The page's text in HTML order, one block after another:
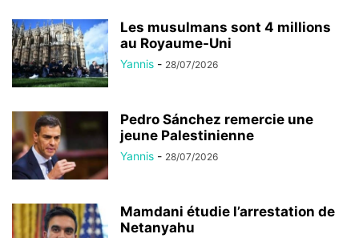
Les musulmans sont 4 millions
au Royaume-Uni
Yannis - 28/07/2026
Pedro Sánchez remercie une
jeune Palestinienne
Yannis - 28/07/2026
Mamdani étudie l’arrestation de
Netanyahu